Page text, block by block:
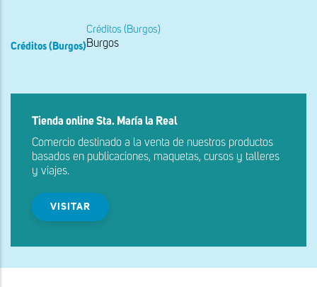
navegación
Créditos (Burgos)
Créditos (Burgos)
Burgos
Tienda online Sta. María la Real
Comercio destinado a la venta de nuestros productos
basados en publicaciones, maquetas, cursos y talleres
y viajes.
VISITAR